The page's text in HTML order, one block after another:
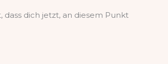
dich jetzt, an diesem Punkt